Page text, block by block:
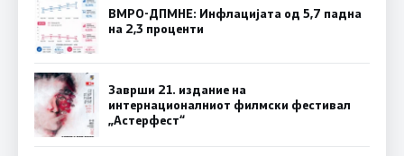
ВМРО-ДПМНЕ: Инфлацијата од 5,7 падна
на 2,3 проценти
Заврши 21. издание на
интернационалниот филмски фестивал
„Астерфест“